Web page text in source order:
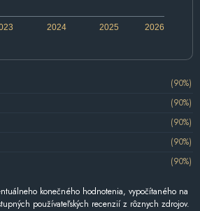
2024 2026
2025
(90%)
(90%)
(90%)
(90%)
(90%)
konečného hodnotenia, vypočítaného na
používateľských recenzií z rôznych zdrojov.